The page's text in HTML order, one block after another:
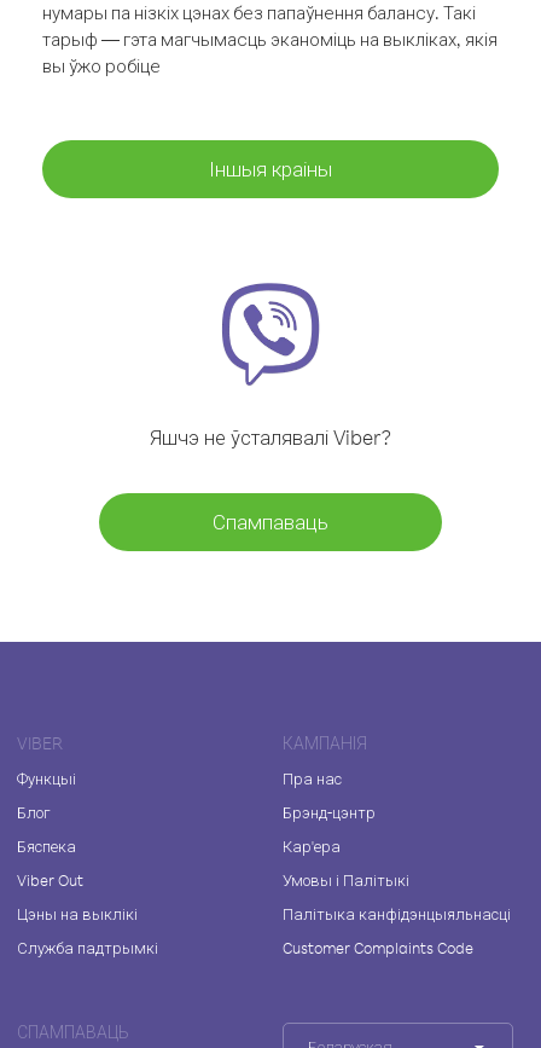
нумары па нізкіх цэнах без папаўнення балансу. Такі
тарыф — гэта магчымасць эканоміць на выкліках, якія
вы ўжо робіце
Іншыя краіны
Яшчэ не ўсталявалі Viber?
Спампаваць
VIBER
Функцыі
Блог
Бяспека
Viber Out
Цэны на выклікі
Служба падтрымкі
КАМПАНІЯ
Пра нас
Брэнд-цэнтр
Кар'ера
Умовы і Палітыкі
Палітыка канфідэнцыяльнасці
Customer Complaints Code
СПАМПАВАЦЬ